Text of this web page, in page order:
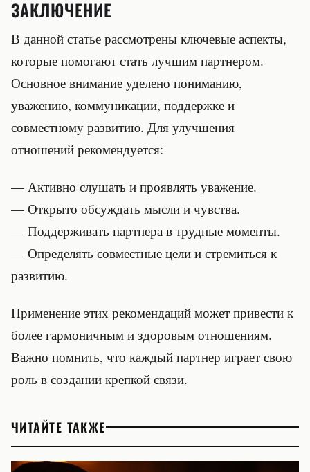
ЗАКЛЮЧЕНИЕ
В данной статье рассмотрены ключевые аспекты,
которые помогают стать лучшим партнером.
Основное внимание уделено пониманию,
уважению, коммуникации, поддержке и
совместному развитию. Для улучшения
отношений рекомендуется:
— Активно слушать и проявлять уважение.
— Открыто обсуждать мысли и чувства.
— Поддерживать партнера в трудные моменты.
— Определять совместные цели и стремиться к
развитию.
Применение этих рекомендаций может привести к
более гармоничным и здоровым отношениям.
Важно помнить, что каждый партнер играет свою
роль в создании крепкой связи.
ЧИТАЙТЕ ТАКЖЕ